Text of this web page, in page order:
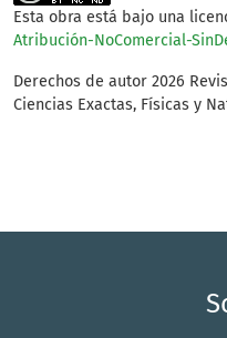
Esta obra está bajo una
Atribución-NoComercial-
Derechos de autor 2026
Ciencias Exactas, Físicas y